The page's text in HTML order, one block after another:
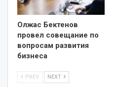
Олжас Бектенов
провел совещание по
вопросам развития
бизнеса
PREV NEXT